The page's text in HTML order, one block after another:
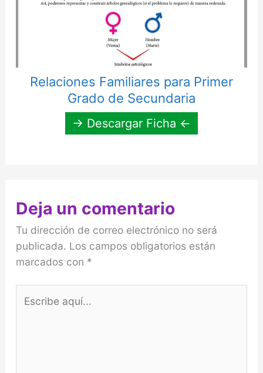
Relaciones Familiares para Primer
Grado de Secundaria
→ Descargar Ficha ←
Deja un comentario
Tu dirección de correo electrónico no será
publicada. Los campos obligatorios están
marcados con *
aquí...